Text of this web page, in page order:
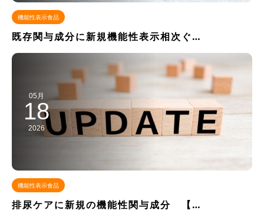
機能性表示食品
既存関与成分に新規機能性表示相次ぐ…
05月
18
2026
機能性表示食品
排尿ケアに新規の機能性関与成分 【…